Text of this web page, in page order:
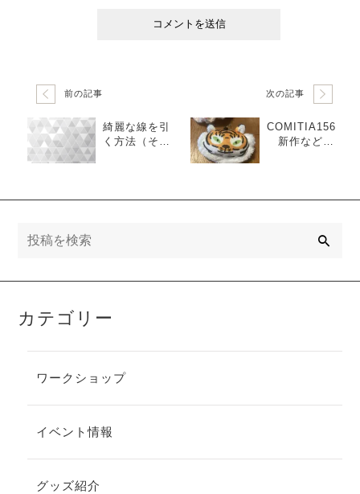
前の記事
綺麗な線を引
く方法（その
次の記事
COMITIA156
新作など
カテゴリー
ワークショップ
イベント情報
グッズ紹介